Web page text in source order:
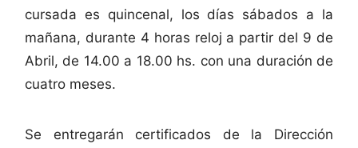
cursada es quincenal, los días sábados a la
mañana, durante 4 horas reloj a partir del 9 de
Abril, de 14.00 a 18.00 hs. con una duración de
cuatro meses.
Se entregarán certificados de la Dirección